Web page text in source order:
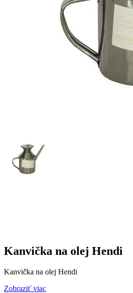
Kanvička na olej Hendi
Kanvička na olej Hendi
Zobraziť viac